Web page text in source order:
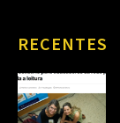
RECENTES